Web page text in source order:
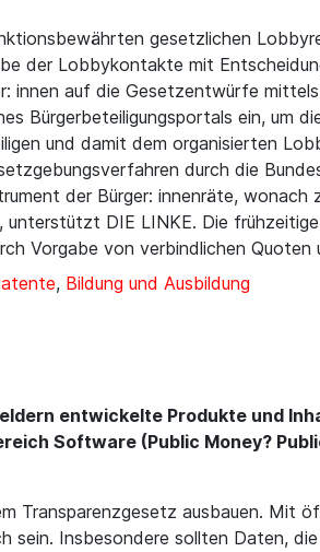
gesetzlichen
der Lobbykontakte mit
innen auf die Gesetzentwürfe
Bürgerbeteiligungsportals ein, um
und damit dem organisierten
durch die
der Bürger: innenräte,
DIE LINKE. Die
Vorgabe von verbindlichen Quoten
, Bildung und Ausbildung
entwickelte Produkte und
Software (Public Money?
Transparenzgesetz ausbauen. Mit
Insbesondere sollten Daten,